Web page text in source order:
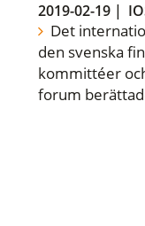
2019-02-19|
Det
den svenska
kommittéer
forum